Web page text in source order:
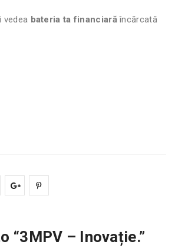
vedea bateria ta financiarăîncărcată
“3MPV – Inovație.”